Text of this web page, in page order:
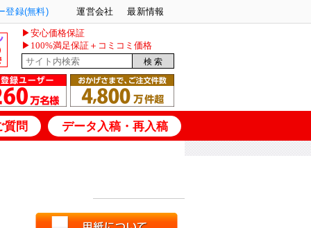
登録(無料) 運営会社 最新情報
▶安心価格保証
▶100%満足保証＋コミコミ価格
質問 データ入稿・再入稿